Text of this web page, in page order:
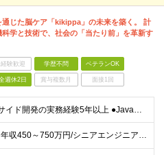
通じた脳ケア「kikippa」の未来を築く。 計
科学と技術で、社会の「当たり前」を革新す
経験歓迎 学歴不問 ベテランOK
週休2日 賞与複数月 面接1回
●サーバーサイド開発の実務経験5年以上 ●Java（Spring Boot）または同等のサーバーサイド言語/フレームワークでの実務開発経験 ●リレーショナルDB（PostgreSQL 等）の設計・
想定年収：年収450～750万円/シニアエンジニア:年収650～1200万円 ◆月給37.5万円以上 ※経験・能力に応じて決定します。 ※固定残業代（月45時間分相当／9.9万円～）を含みます ※超